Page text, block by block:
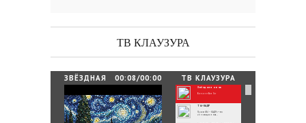
29.06.2026 / ByРедакция
День Победы! Посёлок Гидростроитель. 2026 год
25.06.2026 ByРедакция
Зелёные мемориалы памяти и славы
ТВ КЛАУЗУРА
Звёздная ночь
Винсент Ван Гог
ТЫ-КАДР
Проект «ТЫ – КАДР» — это
инновационная...
ТВ КЛАУЗУРА
ЗВЁЗДНАЯ
00:08/00:00